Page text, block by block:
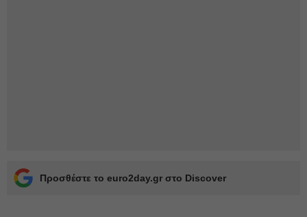
Προσθέστε το euro2day.gr στο Discover